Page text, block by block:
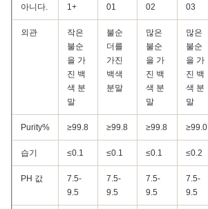
아니다. 1+ 01 02 03
외관
작은
불순
을 가
진 백
색 분
말
불순
더를
가진
백색
분말
많은
불순
을 가
진 백
색 분
말
많은
불순
을 가
진 백
색 분
말
Purity% ≥99.8 ≥99.8 ≥99.8 ≥99.0
습기 ≤0.1 ≤0.1 ≤0.1 ≤0.2
PH 값
7.5-
9.5
7.5-
9.5
7.5-
9.5
7.5-
9.5